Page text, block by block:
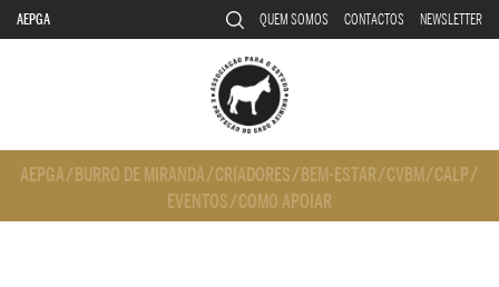
AEPGA QUEM SOMOS CONTACTOS NEWSLETTER
AEPGA/ BURRO DE MIRANDA/CRIADORES/ BEM-ESTAR/CVBM/CALP/
EVENTOS/COMO APOIAR